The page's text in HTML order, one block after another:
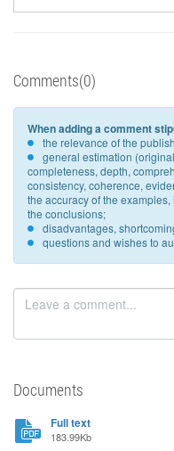
Comments(0)
When adding a comment
the relevance of the
general estimation
completeness, depth,
consistency, coherence,
the accuracy of the
the conclusions;
disadvantages,
questions and wishes to
Documents
Full text
183.99Kb